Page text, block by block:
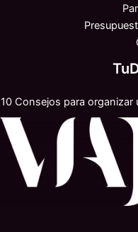
10 Consejos para